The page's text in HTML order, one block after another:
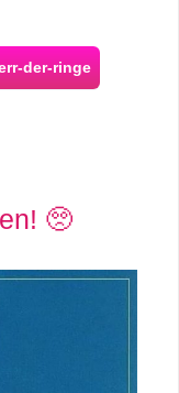
der-ringe
🥺